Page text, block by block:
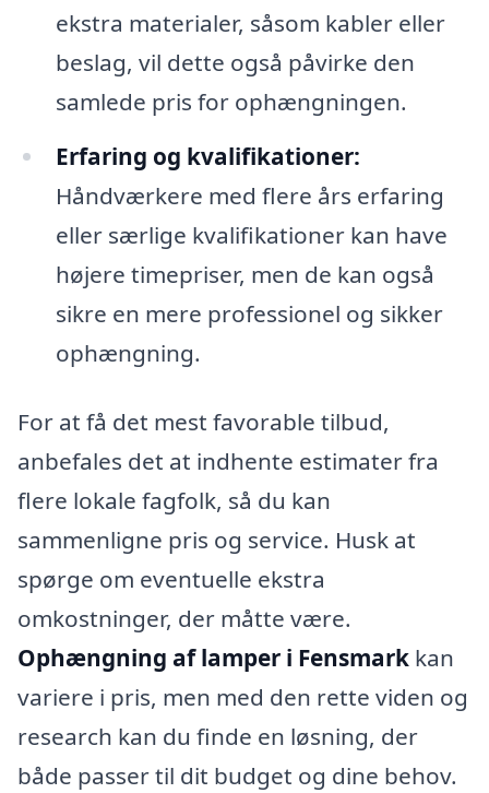
ekstra materialer, såsom kabler eller
beslag, vil dette også påvirke den
samlede pris for ophængningen.
Erfaring og kvalifikationer:
Håndværkere med flere års erfaring
eller særlige kvalifikationer kan have
højere timepriser, men de kan også
sikre en mere professionel og sikker
ophængning.
For at få det mest favorable tilbud,
anbefales det at indhente estimater fra
flere lokale fagfolk, så du kan
sammenligne pris og service. Husk at
spørge om eventuelle ekstra
omkostninger, der måtte være.
Ophængning af lamper i Fensmark kan
variere i pris, men med den rette viden og
research kan du finde en løsning, der
både passer til dit budget og dine behov.